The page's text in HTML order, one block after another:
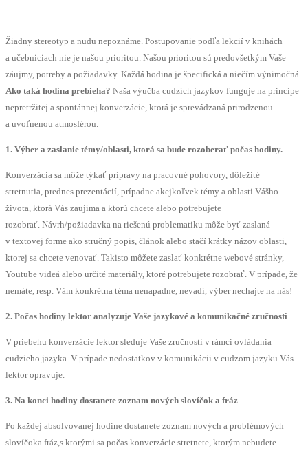
Žiadny stereotyp a nudu nepoznáme. Postupovanie podľa lekcií v knihách
a učebniciach nie je našou prioritou. Našou prioritou sú predovšetkým Vaše
záujmy, potreby a požiadavky. Každá hodina je špecifická a niečím výnimočná.
Ako taká hodina prebieha? Naša výučba cudzích jazykov funguje na princípe
nepretržitej a spontánnej konverzácie, ktorá je sprevádzaná prirodzenou
a uvoľnenou atmosférou.
1. Výber a zaslanie témy/oblasti, ktorá sa bude rozoberať počas hodiny.
Konverzácia sa môže týkať prípravy na pracovné pohovory, dôležité
stretnutia, prednes prezentácií, prípadne akejkoľvek témy a oblasti Vášho
života, ktorá Vás zaujíma a ktorú chcete alebo potrebujete
rozobrať. Návrh/požiadavka na riešenú problematiku môže byť zaslaná
v textovej forme ako stručný popis, článok alebo stačí krátky názov oblasti,
ktorej sa chcete venovať. Takisto môžete zaslať konkrétne webové stránky,
Youtube videá alebo určité materiály, ktoré potrebujete rozobrať. V prípade, že
nemáte, resp. Vám konkrétna téma nenapadne, nevadí, výber nechajte na nás!
2. Počas hodiny lektor analyzuje Vaše jazykové a komunikačné zručnosti
V priebehu konverzácie lektor sleduje Vaše zručnosti v rámci ovládania
cudzieho jazyka. V prípade nedostatkov v komunikácii v cudzom jazyku Vás
lektor opravuje.
3. Na konci hodiny dostanete zoznam nových slovíčok a fráz
Po každej absolvovanej hodine dostanete zoznam nových a problémových
slovíčoka fráz,s ktorými sa počas konverzácie stretnete, ktorým nebudete